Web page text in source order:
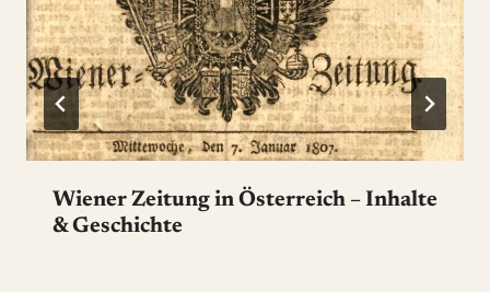
Wiener Zeitung in Österreich – Inhalte
& Geschichte